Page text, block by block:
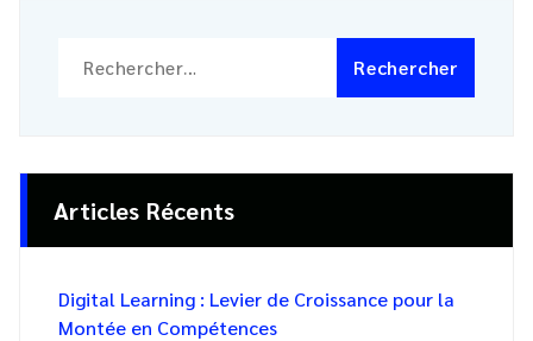
Articles Récents
Digital Learning : Levier de Croissance pour la
Montée en Compétences